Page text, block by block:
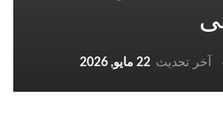
آخر تحديث 22 مايو, 2026